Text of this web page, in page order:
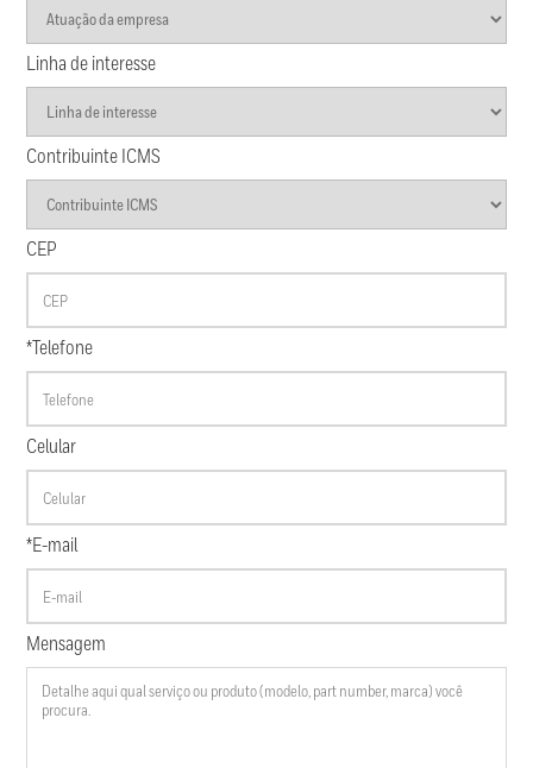
Linha de interesse
Contribuinte ICMS
CEP
*Telefone
Celular
*E-mail
Mensagem